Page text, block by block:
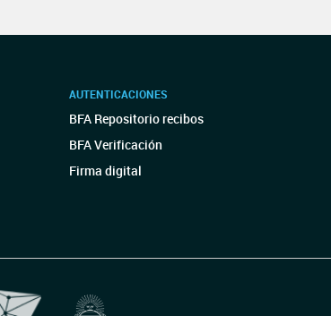
AUTENTICACIONES
BFA Repositorio recibos
BFA Verificación
Firma digital